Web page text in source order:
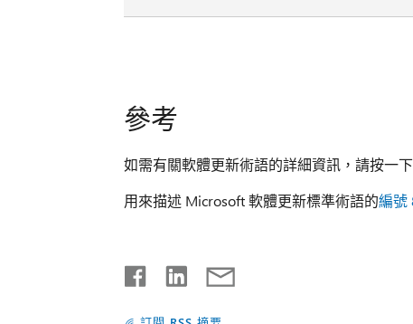
參考
如需有關軟體更新術語的詳細資訊，請按一
用來描述 Microsoft 軟體更新標準術語的編號